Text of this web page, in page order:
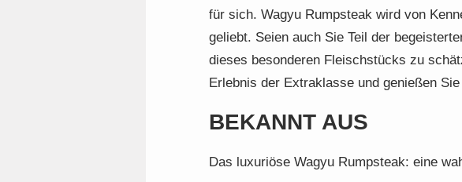
für sich. Wagyu Rumpsteak wird von
geliebt. Seien auch Sie Teil der
dieses besonderen Fleischstücks zu
Erlebnis der Extraklasse und genießen
BEKANNT AUS
Das luxuriöse Wagyu Rumpsteak: eine